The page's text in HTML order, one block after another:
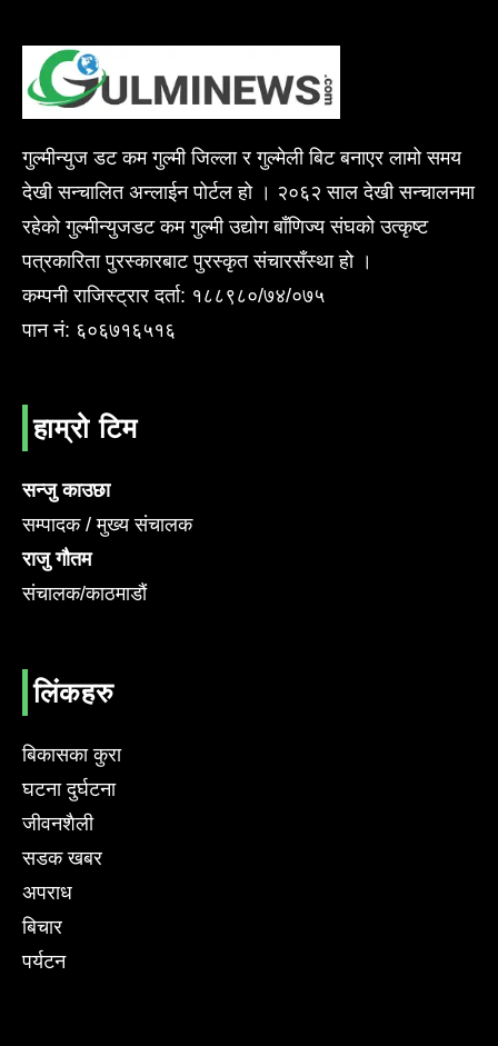
गुल्मीन्युज डट कम गुल्मी जिल्ला र गुल्मेली बिट बनाएर लामो समय
देखी सन्चालित अन्लाईन पोर्टल हो । २०६२ साल देखी सन्चालनमा
रहेको गुल्मीन्युजडट कम गुल्मी उद्योग बाँणिज्य संघको उत्कृष्ट
पत्रकारिता पुरस्कारबाट पुरस्कृत संचारसँस्था हो ।
कम्पनी राजिस्ट्रार दर्ता: १८८९८०/७४/०७५
पान नं: ६०६७१६५१६
हाम्रो टिम
सन्जु काउछा
सम्पादक / मुख्य संचालक
राजु गौतम
संचालक/काठमाडौं
लिंकहरु
बिकासका कुरा
घटना दुर्घटना
जीवनशैली
सडक खबर
अपराध
बिचार
पर्यटन